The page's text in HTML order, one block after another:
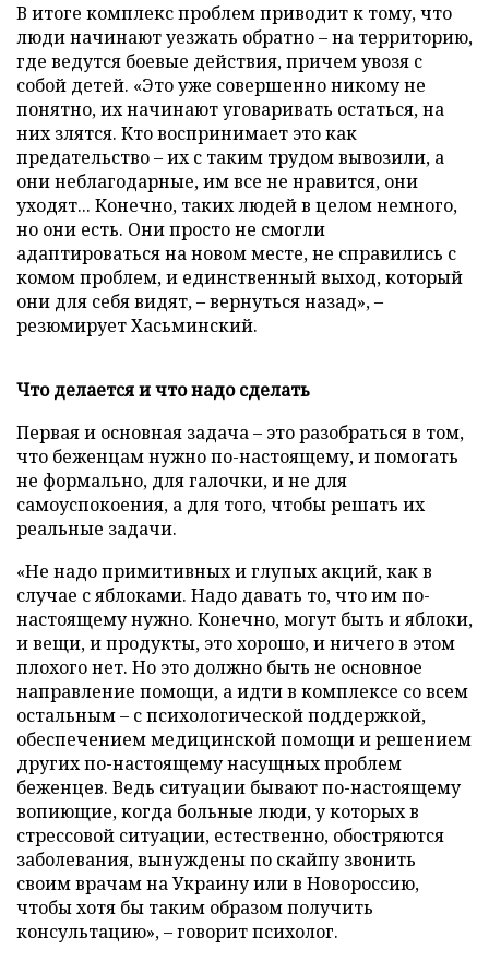
В итоге комплекс проблем приводит к тому, что
люди начинают уезжать обратно – на территорию,
где ведутся боевые действия, причем увозя с
собой детей. «Это уже совершенно никому не
понятно, их начинают уговаривать остаться, на
них злятся. Кто воспринимает это как
предательство – их с таким трудом вывозили, а
они неблагодарные, им все не нравится, они
уходят... Конечно, таких людей в целом немного,
но они есть. Они просто не смогли
адаптироваться на новом месте, не справились с
комом проблем, и единственный выход, который
они для себя видят, – вернуться назад», –
резюмирует Хасьминский.
Что делается и что надо сделать
Первая и основная задача – это разобраться в том,
что беженцам нужно по-настоящему, и помогать
не формально, для галочки, и не для
самоуспокоения, а для того, чтобы решать их
реальные задачи.
«Не надо примитивных и глупых акций, как в
случае с яблоками. Надо давать то, что им по-
настоящему нужно. Конечно, могут быть и яблоки,
и вещи, и продукты, это хорошо, и ничего в этом
плохого нет. Но это должно быть не основное
направление помощи, а идти в комплексе со всем
остальным – с психологической поддержкой,
обеспечением медицинской помощи и решением
других по-настоящему насущных проблем
беженцев. Ведь ситуации бывают по-настоящему
вопиющие, когда больные люди, у которых в
стрессовой ситуации, естественно, обостряются
заболевания, вынуждены по скайпу звонить
своим врачам на Украину или в Новороссию,
чтобы хотя бы таким образом получить
консультацию», – говорит психолог.